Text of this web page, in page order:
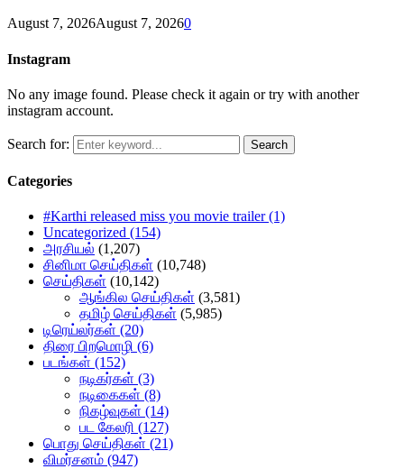
August 7, 2026August 7, 20260
Instagram
No any image found. Please check it again or try with another
instagram account.
Search for: Search
Categories
#Karthi released miss you movie trailer(1)
Uncategorized (154)
அரசியல் (1,207)
சினிமா செய்திகள் (10,748)
செய்திகள் (10,142)
ஆங்கில செய்திகள் (3,581)
தமிழ் செய்திகள் (5,985)
டிரெய்லர்கள் (20)
திரை பிறமொழி (6)
படங்கள் (152)
நடிகர்கள் (3)
நடிகைகள் (8)
நிகழ்வுகள் (14)
பட கேலரி (127)
பொது செய்திகள் (21)
விமர்சனம் (947)